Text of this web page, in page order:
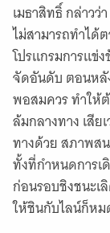
เมธาสิทธิ์ กล่าว
ไม่สามารถทำได้
โปรแกรมการแข่
จัดอันดับ ตอนหลั
พอสมควร ทำให้
ล้มกลางทาง เสีย
ทางด้วย สภาพส
ทั้งที่กำหนดการ
ก่อนรอบชิงชนะเ
ให้ชินกับไลน์ก็ห